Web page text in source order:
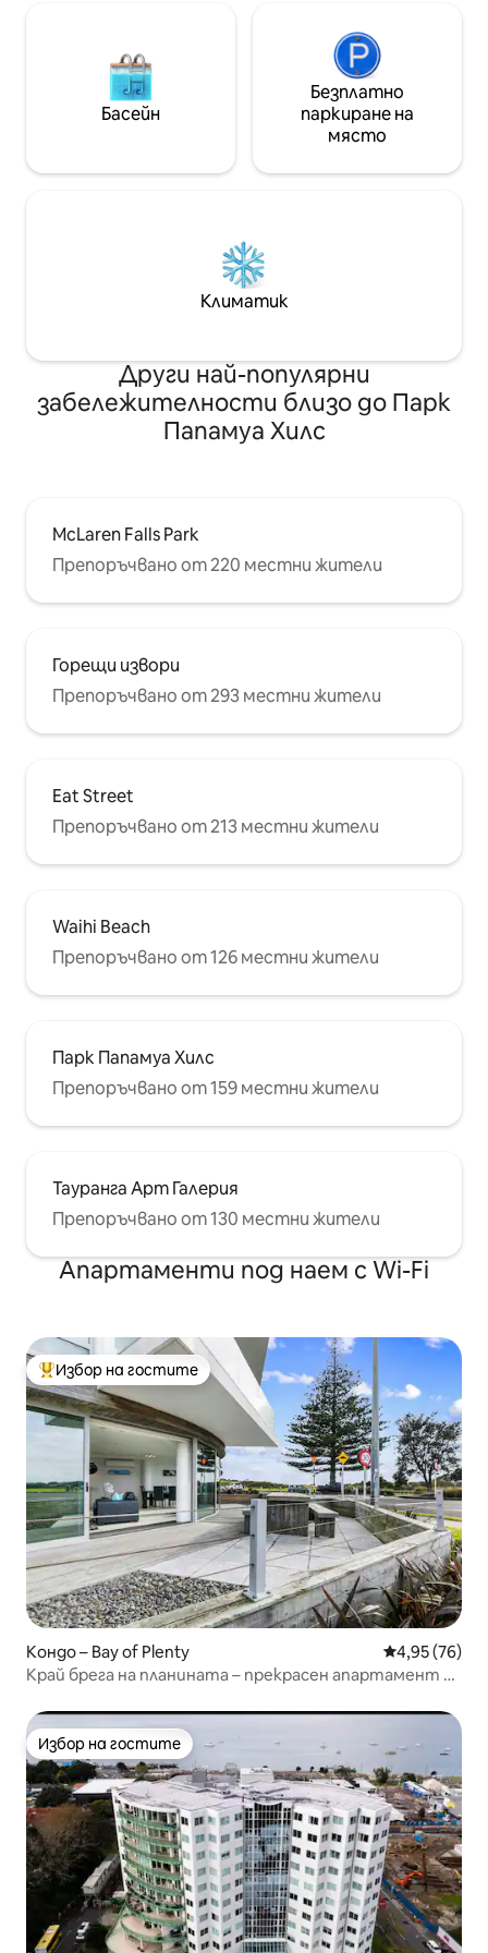
Басейн
Безплатно
паркиране на
място
Климатик
Други най-популярни
забележителности близо до Парк
Папамуа Хилс
McLaren Falls Park
Препоръчвано от 220 местни жители
Горещи извори
Препоръчвано от 293 местни жители
Eat Street
Препоръчвано от 213 местни жители
Waihi Beach
Препоръчвано от 126 местни жители
Парк Папамуа Хилс
Препоръчвано от 159 местни жители
Тауранга Арт Галерия
Препоръчвано от 130 местни жители
Апартаменти под наем с Wi-Fi
Най-популярен избор на гостите
Избор на гостите
Кондо – Bay of Plenty Средна
4,95 (76)
Край брега на планината – прекрасен апартамент с
Избор на гостите
Избор на гостите